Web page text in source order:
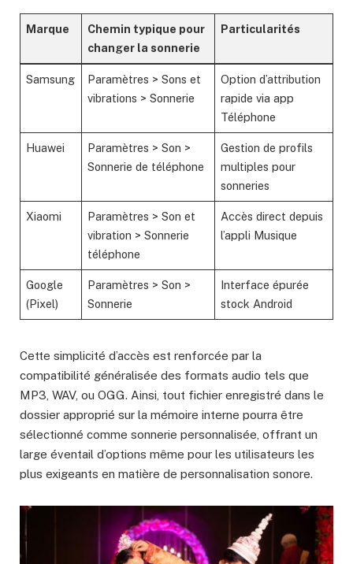
Marque
Chemin typique pour
changer la sonnerie
Particularités
Samsung
Paramètres > Sons et
vibrations > Sonnerie
Option d’attribution
rapide via app
Téléphone
Huawei
Paramètres > Son >
Sonnerie de téléphone
Gestion de profils
multiples pour
sonneries
Xiaomi
Paramètres > Son et
vibration > Sonnerie
téléphone
Accès direct depuis
l’appli Musique
Google
(Pixel)
Paramètres > Son >
Sonnerie
Interface épurée
stock Android
Cette simplicité d’accès est renforcée par la
compatibilité généralisée des formats audio tels que
MP3, WAV, ou OGG. Ainsi, tout fichier enregistré dans le
dossier approprié sur la mémoire interne pourra être
sélectionné comme sonnerie personnalisée, offrant un
large éventail d’options même pour les utilisateurs les
plus exigeants en matière de personnalisation sonore.